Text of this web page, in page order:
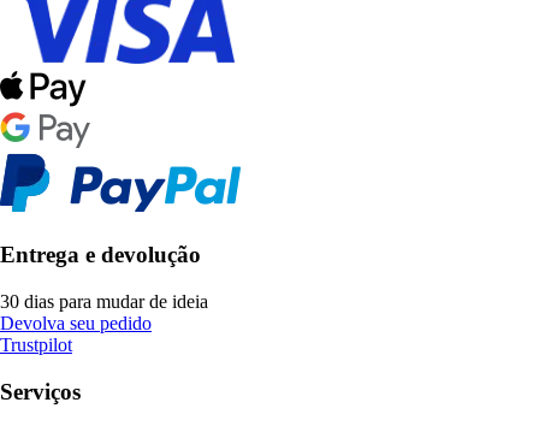
Entrega e devolução
30 dias para mudar de ideia
Devolva seu pedido
Trustpilot
Serviços